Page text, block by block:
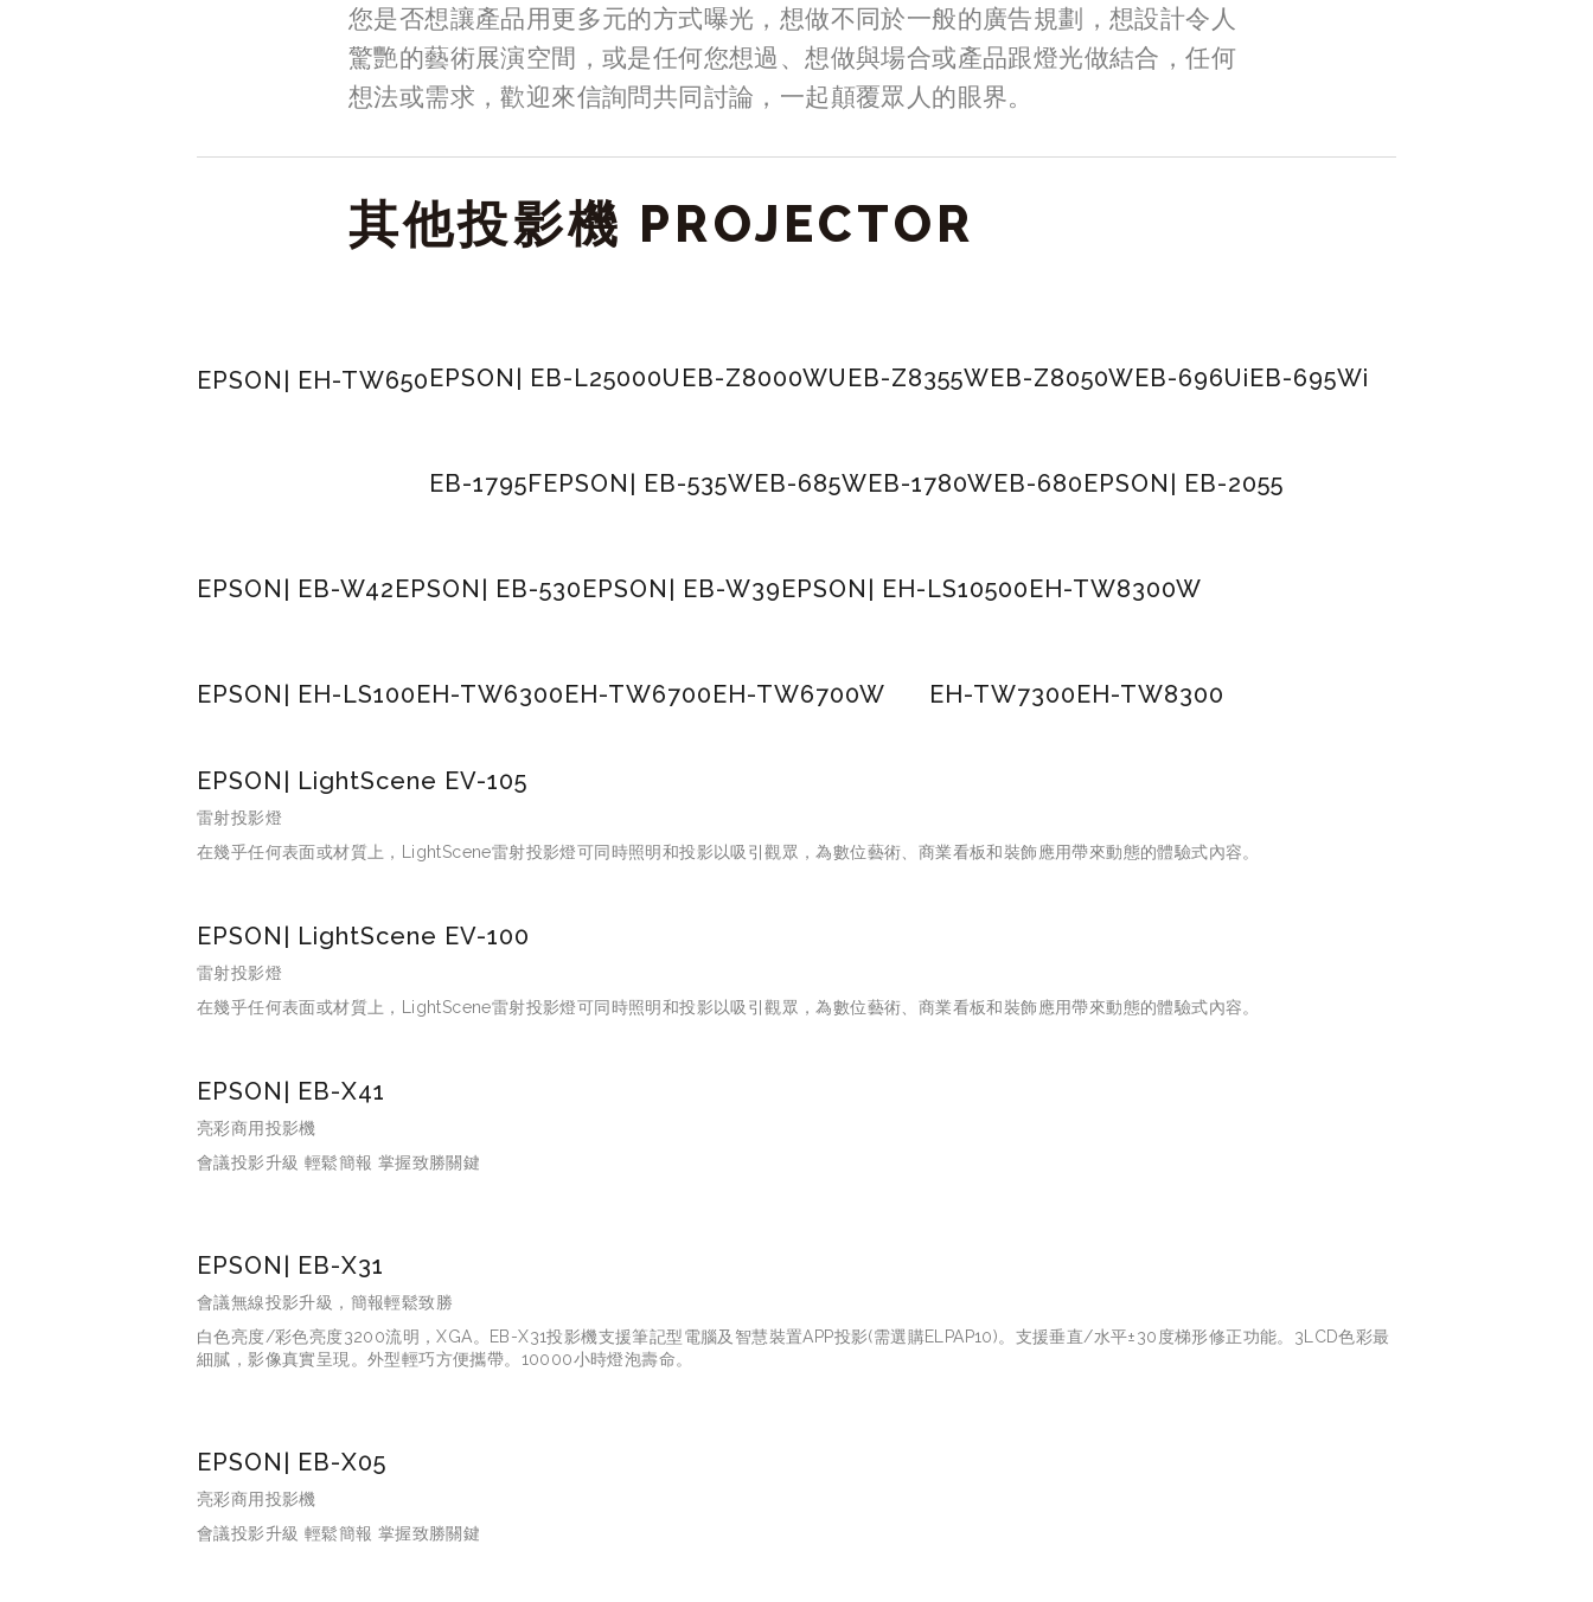
您是否想讓產品用更多元的方式曝光，想做不同於一般的廣告規劃，想設計令人
驚艷的藝術展演空間，或是任何您想過、想做與場合或產品跟燈光做結合，任何
想法或需求，歡迎來信詢問共同討論，一起顛覆眾人的眼界。
其他投影機 PROJECTOR
EPSON| EH-TW650EPSON| EB-L25000U EB-Z8000WU EB-Z8355WEB-Z8050WEB-696UiEB-695Wi
EB-1795FEPSON| EB-535WEB-685WEB-1780WEB-680EPSON| EB-2055
EPSON| EB-W42EPSON| EB-530EPSON| EB-W39EPSON| EH-LS10500EH-TW8300W
EPSON| EH-LS100EH-TW6300EH-TW6700EH-TW6700W EH-TW7300EH-TW8300
EPSON| LightScene EV-105
雷射投影燈
在幾乎任何表面或材質上，LightScene雷射投影燈可同時照明和投影以吸引觀眾，為數位藝術、商業看板和裝飾應用帶來動態的體驗式內容。
EPSON| LightScene EV-100
雷射投影燈
在幾乎任何表面或材質上，LightScene雷射投影燈可同時照明和投影以吸引觀眾，為數位藝術、商業看板和裝飾應用帶來動態的體驗式內容。
EPSON| EB-X41
亮彩商用投影機
會議投影升級 輕鬆簡報 掌握致勝關鍵
EPSON| EB-X31
會議無線投影升級，簡報輕鬆致勝
白色亮度/彩色亮度3200流明，XGA。EB-X31投影機支援筆記型電腦及智慧裝置APP投影(需選購ELPAP10)。支援垂直/水平±30度梯形修正功能。3LCD色彩最
細膩，影像真實呈現。外型輕巧方便攜帶。10000小時燈泡壽命。
EPSON| EB-X05
亮彩商用投影機
會議投影升級 輕鬆簡報 掌握致勝關鍵